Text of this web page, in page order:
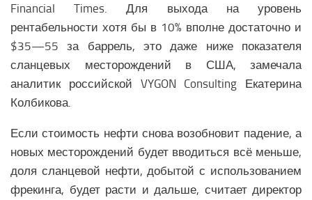
Financial Times. Для выхода на уровень
рентабельности хотя бы в 10% вполне достаточно и
$35—55 за баррель, это даже ниже показателя
сланцевых месторождений в США, замечала
аналитик российской VYGON Consulting Екатерина
Колбикова.
Если стоимость нефти снова возобновит падение, а
новых месторождений будет вводиться всё меньше,
доля сланцевой нефти, добытой с использованием
фрекинга, будет расти и дальше, считает директор